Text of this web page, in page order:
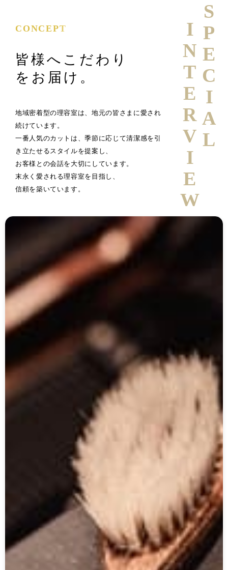
CONCEPT
皆様へこだわり
をお届け。
地域密着型の理容室は、地元の皆さまに愛され
続けています。
一番人気のカットは、季節に応じて清潔感を引
き立たせるスタイルを提案し、
お客様との会話を大切にしています。
末永く愛される理容室を目指し、
信頼を築いています。
SPECIAL
INTERVIEW